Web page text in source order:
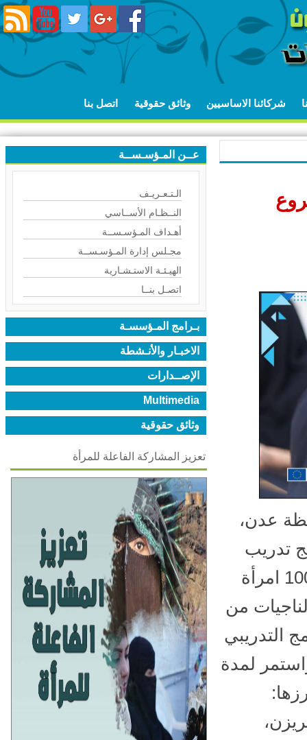
شركائنا الاساسيين وثائق حقوقية اتصل بنا
عــن المـؤسـســة
الـتـعـريـف
النــظـام الأســاسي
أهـداف المـؤسـســة
مجـلس إدارة المـؤسـســة
الهيـئـة الاستـشـارية
اتصـل بنــا
بـرامج المـؤسسـة
الاخبـار والأنـشطة
الإصــدارات
Multimedia
وثائق حقوقية
تعزيز المشاركة الفاعلة للمرأة
عدن،
تدريب
تمكين النساء، والذي استهدف 25 امرأة من أصل 100 امرأة
من
التدريبي
نوفمبر وحتى 4 ديسمبر 2025، واستمر لمدة